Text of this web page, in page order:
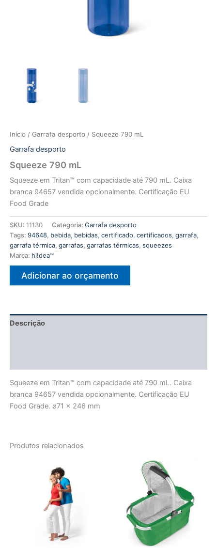
Início / Garrafa desporto / Squeeze 790 mL
Garrafa desporto
Squeeze 790 mL
Squeeze em Tritan™ com capacidade até 790 mL. Caixa
branca 94657 vendida opcionalmente. Certificação EU
Food Grade
SKU: 11130 Categoria: Garrafa desporto
Tags: 94648, bebida, bebidas, certificado, certificados, garrafa,
garrafa térmica, garrafas, garrafas térmicas, squeezes
Marca: hi!dea™
Adicionar ao orçamento
Descrição
Squeeze em Tritan™ com capacidade até 790 mL. Caixa
branca 94657 vendida opcionalmente. Certificação EU
Food Grade. ø71 x 246 mm
Produtos relacionados